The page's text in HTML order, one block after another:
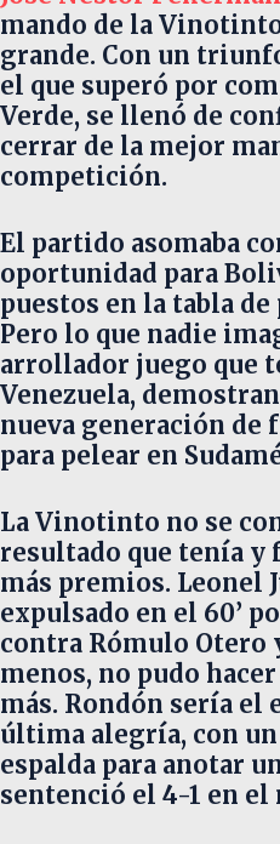
mando de la
grande. Con un
el que superó por
Verde, se llenó de
cerrar de la mejor
competición.
El partido asomaba
oportunidad para
puestos en la tabla
Pero lo que nadie
arrollador juego que
Venezuela,
nueva generación de
para pelear en
La Vinotinto no se
resultado que tenía y
más premios. Leonel
expulsado en el 60’
contra Rómulo Otero
menos, no pudo hacer
más. Rondón sería el
última alegría, con
espalda para anotar
sentenció el 4-1 en el